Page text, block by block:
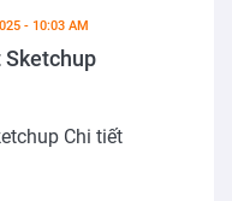
- 10:03 AM
Sketchup
Chi tiết